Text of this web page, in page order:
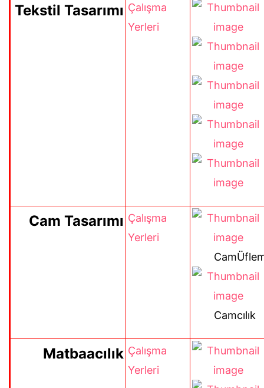
Tekstil Tasarımı Çalışma
Yerleri
Cam Tasarımı Çalışma
Yerleri
Camcılık
Matbaacılık Çalışma
Yerleri